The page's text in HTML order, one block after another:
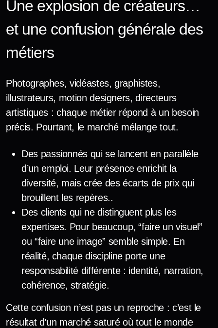
Une explosion de créateurs…
et une confusion générale des
métiers
Photographes, vidéastes, graphistes,
illustrateurs, motion designers, directeurs
artistiques : chaque métier répond à un besoin
précis. Pourtant, le marché mélange tout.
Des passionnés qui se lancent en parallèle
d’un emploi. Leur présence enrichit la
diversité, mais crée des écarts de prix qui
brouillent les repères..
Des clients qui ne distinguent plus les
expertises. Pour beaucoup, “faire un visuel”
ou “faire une image” semble simple. En
réalité, chaque discipline porte une
responsabilité différente : identité, narration,
cohérence, stratégie.
Cette confusion n’est pas un reproche : c’est le
résultat d’un marché saturé où tout le monde